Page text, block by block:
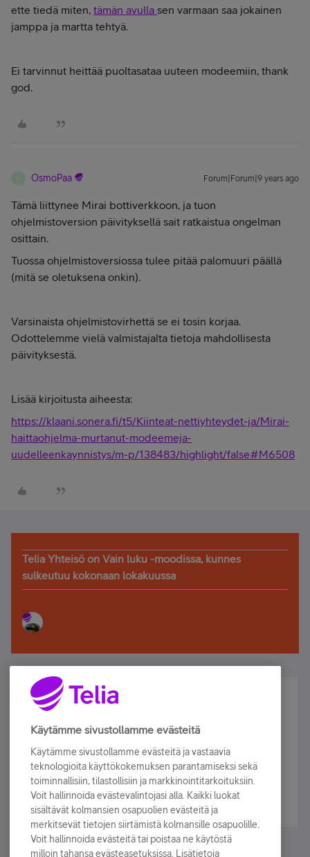
ette tiedä miten, tämän avulla sen varmaan saa jokainen
jamppa ja martta tehtyä.
Ei tarvinnut heittää puoltasataa uuteen modeemiin, thank
god.
OsmoPaa Forum|Forum|9 years ago
Tämä liittynee Mirai bottiverkkoon, ja tuon
ohjelmistoversion päivityksellä sait ratkaistua ongelman
osittain.
Tuossa ohjelmistoversiossa tulee pitää palomuuri päällä
(mitä se oletuksena onkin).
Varsinaista ohjelmistovirhettä se ei tosin korjaa.
Odottelemme vielä valmistajalta tietoja mahdollisesta
päivityksestä.
Lisää kirjoitusta aiheesta:
https://klaani.sonera.fi/t5/Kiinteat-nettiyhteydet-ja/Mirai-
haittaohjelma-murtanut-modeemeja-
uudelleenkaynnistys/m-p/138483/highlight/false#M6508
Telia Yhteisö on Vain luku -moodissa, kunnes
sulkeutuu kokonaan lokakuussa
Älä jää paitsi – osallistu ja voita!
Tilaa Telian uutiskirje ja olet mukana arvonnassa.
sähköpostiisi.
Tilaa nyt
Käytämme sivustollamme evästeitä
Käytämme sivustollamme evästeitä ja vastaavia
teknologioita käyttökokemuksen parantamiseksi sekä
toiminnallisiin, tilastollisiin ja markkinointitarkoituksiin.
Voit hallinnoida evästevalintojasi alla. Kaikki luokat
sisältävät kolmansien osapuolien evästeitä ja
merkitsevät tietojen siirtämistä kolmansille osapuolille.
Voit hallinnoida evästeitä tai poistaa ne käytöstä
milloin tahansa evästeasetuksissa. Lisätietoja